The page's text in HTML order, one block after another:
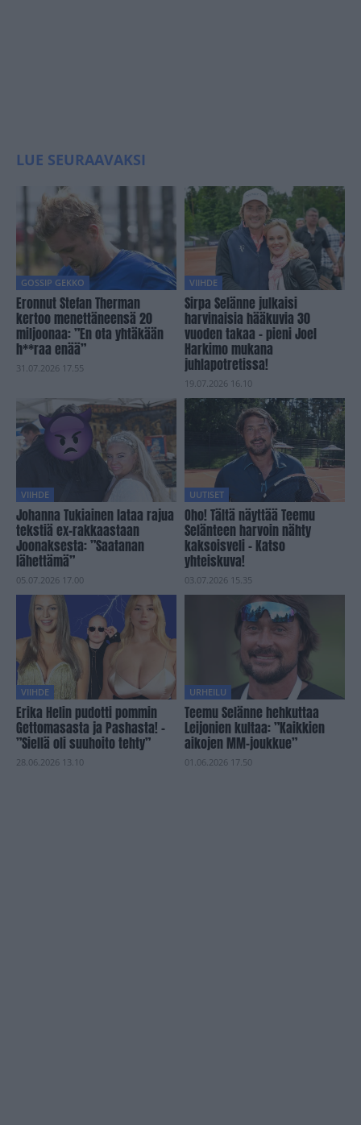
LUE SEURAAVAKSI
GOSSIP GEKKO
Eronnut Stefan Therman
kertoo menettäneensä 20
miljoonaa: ”En ota yhtäkään
h**raa enää”
31.07.2026 17.55
VIIHDE
Sirpa Selänne julkaisi
harvinaisia hääkuvia 30
vuoden takaa – pieni Joel
Harkimo mukana
juhlapotretissa!
19.07.2026 16.10
VIIHDE
Johanna Tukiainen lataa rajua
tekstiä ex-rakkaastaan
Joonaksesta: ”Saatanan
lähettämä”
05.07.2026 17.00
UUTISET
Oho! Tältä näyttää Teemu
Selänteen harvoin nähty
kaksoisveli – Katso
yhteiskuva!
03.07.2026 15.35
VIIHDE
Erika Helin pudotti pommin
Gettomasasta ja Pashasta! –
”Siellä oli suuhoito tehty”
28.06.2026 13.10
URHEILU
Teemu Selänne hehkuttaa
Leijonien kultaa: ”Kaikkien
aikojen MM-joukkue”
01.06.2026 17.50